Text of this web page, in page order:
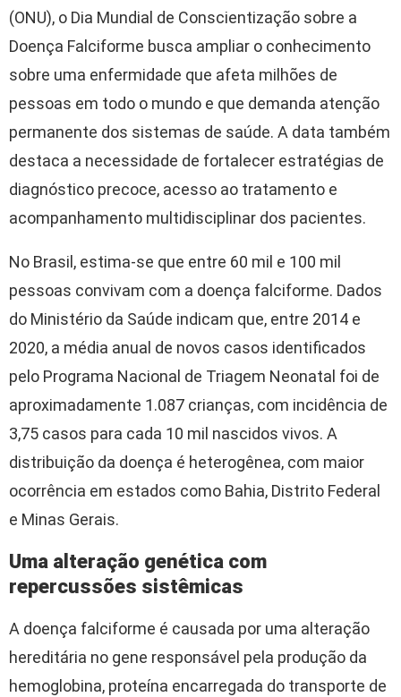
(ONU), o Dia Mundial de Conscientização sobre a
Doença Falciforme busca ampliar o conhecimento
sobre uma enfermidade que afeta milhões de
pessoas em todo o mundo e que demanda atenção
permanente dos sistemas de saúde. A data também
destaca a necessidade de fortalecer estratégias de
diagnóstico precoce, acesso ao tratamento e
acompanhamento multidisciplinar dos pacientes.
No Brasil, estima-se que entre 60 mil e 100 mil
pessoas convivam com a doença falciforme. Dados
do Ministério da Saúde indicam que, entre 2014 e
2020, a média anual de novos casos identificados
pelo Programa Nacional de Triagem Neonatal foi de
aproximadamente 1.087 crianças, com incidência de
3,75 casos para cada 10 mil nascidos vivos. A
distribuição da doença é heterogênea, com maior
ocorrência em estados como Bahia, Distrito Federal
e Minas Gerais.
Uma alteração genética com
repercussões sistêmicas
A doença falciforme é causada por uma alteração
hereditária no gene responsável pela produção da
hemoglobina, proteína encarregada do transporte de